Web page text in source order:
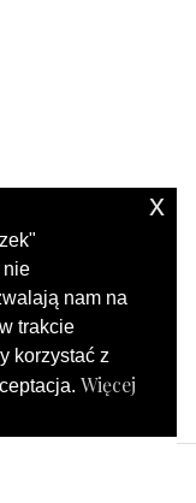
nie
nam na
trakcie
korzystać z
Więcej
x